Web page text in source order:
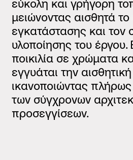
εύκολη και γρήγορη
μειώνοντας αισθητά
εγκατάστασης και τον
υλοποίησης του έργου.
ποικιλία σε χρώματα
εγγυάται την
ικανοποιώντας πλήρως
των σύγχρονων
προσεγγίσεων.